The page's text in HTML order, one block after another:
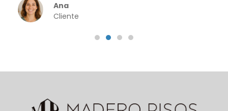
Ana
Cliente